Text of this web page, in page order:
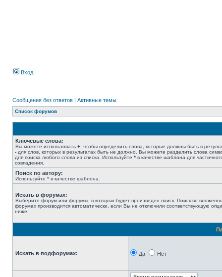
Вход
Сообщения без ответов | Активные темы
Список форумов
Ключевые слова:
Вы можете использовать + , чтобы определить слова, которые должны быть в
- для слов, которых в результатах быть не должно. Вы можете разделить слова
для поиска любого слова из списка. Используйте * в качестве шаблона для
совпадения.
Поиск по автору:
Используйте * в качестве шаблона.
Искать в форумах:
Выберите форум или форумы, в которых будет произведен поиск. Поиск во
форумах производится автоматически, если Вы не отключили соответствующую
ниже.
Искать в подфорумах: Да Нет